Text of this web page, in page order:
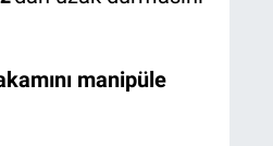
manipüle